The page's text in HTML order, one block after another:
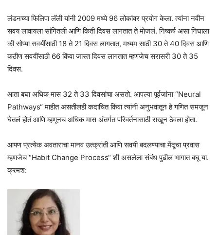
लंडनच्या फिलिपा लॅली यांनी 2009 मध्ये 96 लोकांवर प्रयोग केला. त्यांना नवीन
सवय लावायला सांगितली आणि किती दिवस लागतात ते मोजलं. निष्कर्ष असा निघाला
की सोप्या सवयींसाठी 18 ते 21 दिवस लागतात, मध्यम साठी 30 ते 40 दिवस आणि
कठीण सवयींसाठी 66 किंवा जास्त दिवस लागतात म्हणजेच सरासरी 30 ते 35
दिवस.
आता बघा अधिक मास 32 ते 33 दिवसांचा असतो. आपल्या पूर्वजांना “Neural
Pathways“ माहीत असतीलही कदाचित किंवा त्यांनी अनुभवातून हे गणित समजून
घेतलं होतं आणि म्हणूनच अधिक मास अंतर्गत परिवर्तनासाठी राखून ठेवला होता.
आपण प्रत्येक अवताराचा मानव उत्क्रांती आणि सवयी बदलण्याचा मेंदूचा प्रवास
म्हणजेच “Habit Change Process“ शी असलेला संबंध पुढील भागात बघू या.
क्रमश: